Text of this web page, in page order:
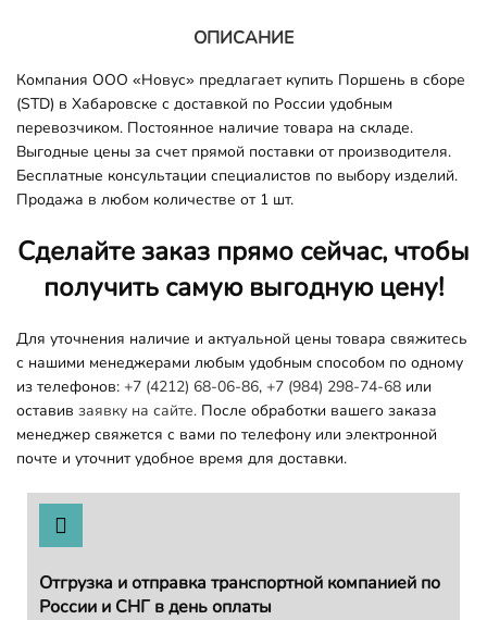
ОПИСАНИЕ
Компания ООО «Новус» предлагает купить Поршень в сборе
(STD) в Хабаровске с доставкой по России удобным
перевозчиком. Постоянное наличие товара на складе.
Выгодные цены за счет прямой поставки от производителя.
Бесплатные консультации специалистов по выбору изделий.
Продажа в любом количестве от 1 шт.
Сделайте заказ прямо сейчас, чтобы
получить самую выгодную цену!
Для уточнения наличие и актуальной цены товара свяжитесь
с нашими менеджерами любым удобным способом по одному
из телефонов: +7 (4212) 68-06-86, +7 (984) 298-74-68 или
оставив заявку на сайте. После обработки вашего заказа
менеджер свяжется с вами по телефону или электронной
почте и уточнит удобное время для доставки.
Отгрузка и отправка транспортной компанией по
России и СНГ в день оплаты